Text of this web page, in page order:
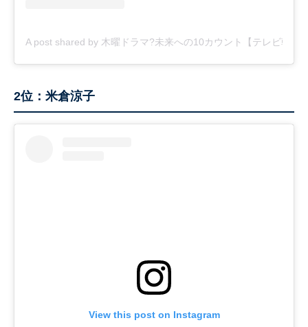
A post shared by 木曜ドラマ?未来への10カウント【テレビ朝日
2位：米倉涼子
View this post on Instagram